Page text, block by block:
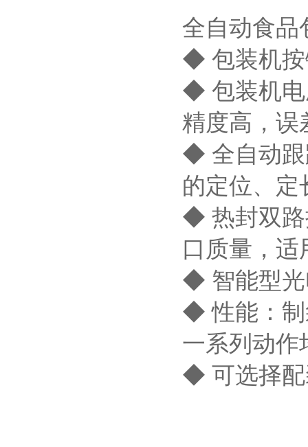
全自动食品
◆ 包装机按
◆ 包装机电
精度高，误
◆ 全自动跟
的定位、定
◆ 热封双路
口质量，适
◆ 智能型光
◆ 性能：制
一系列动作
◆ 可选择配